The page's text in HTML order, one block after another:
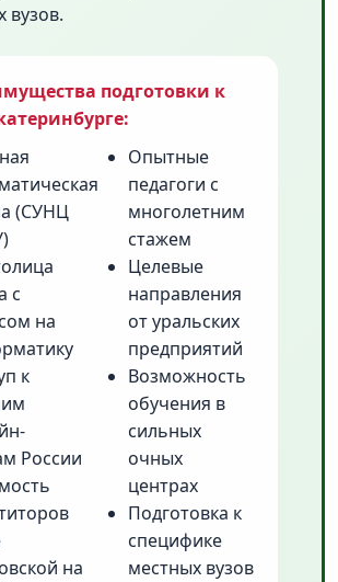
вузов.
подготовки к
(СУНЦ
с
на
к
России
на
Опытные
педагоги с
многолетним
стажем
Целевые
направления
от уральских
предприятий
Возможность
обучения в
сильных
очных
центрах
Подготовка к
специфике
местных вузов